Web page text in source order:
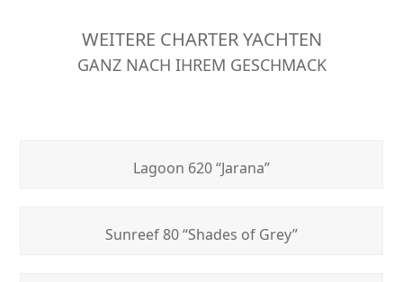
WEITERE CHARTER YACHTEN
GANZ NACH IHREM GESCHMACK
Lagoon 620 “Jarana”
Sunreef 80 “Shades of Grey”